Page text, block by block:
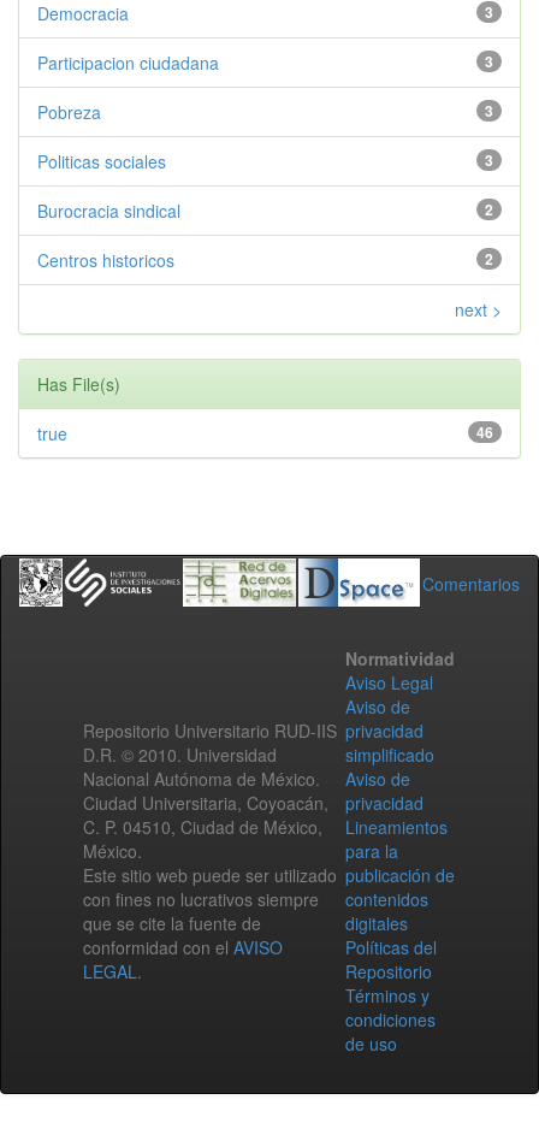
3
Democracia
3
Participacion ciudadana
3
Pobreza
3
Politicas sociales
2
Burocracia sindical
2
Centros historicos
next >
Has File(s)
46
true
Comentarios
Repositorio Universitario RUD-IIS
D.R. © 2010. Universidad
Nacional Autónoma de México.
Ciudad Universitaria, Coyoacán,
C. P. 04510, Ciudad de México,
México.
Este sitio web puede ser utilizado
con fines no lucrativos siempre
que se cite la fuente de
conformidad con el AVISO
LEGAL.
Normatividad
Aviso Legal
Aviso de
privacidad
simplificado
Aviso de
privacidad
Lineamientos
para la
publicación de
contenidos
digitales
Políticas del
Repositorio
Términos y
condiciones
de uso